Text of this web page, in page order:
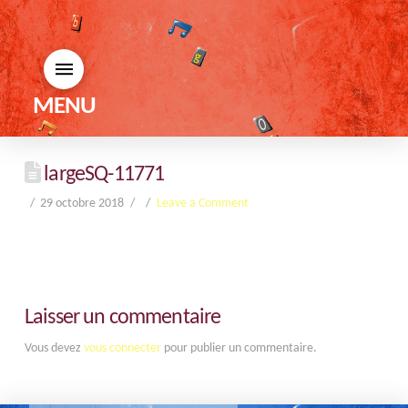
MENU
largeSQ-11771
29 octobre 2018 Leave a Comment
Laisser un commentaire
Vous devez vous connecterpour publier un commentaire.